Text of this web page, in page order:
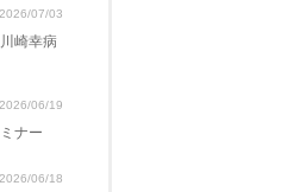
2026/07/03
崎幸病
2026/06/19
ナー
2026/06/18